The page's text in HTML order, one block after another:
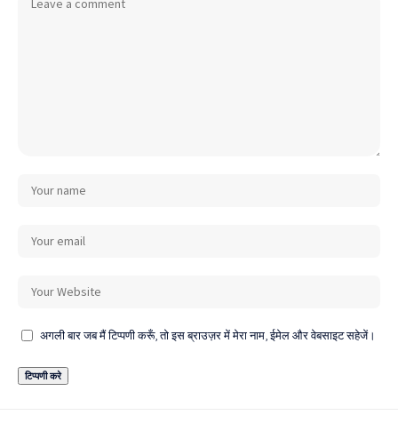
अगली बार जब मैं टिप्पणी करूँ, तो इस ब्राउज़र में मेरा नाम, ईमेल और वेबसाइट सहेजें।